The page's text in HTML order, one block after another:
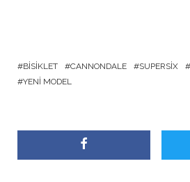
BISIKLET CANNONDALE SUPERSIX
YENI MODEL